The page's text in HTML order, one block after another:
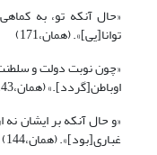
«حال آنکه تو، به
توانا[یی]». (همان،171)
«چون نوبت دولت و
اوباطن[گردد].» (همان،143)
«و حال آنکه بر ایشان
غباری[بود]». (همان،144)